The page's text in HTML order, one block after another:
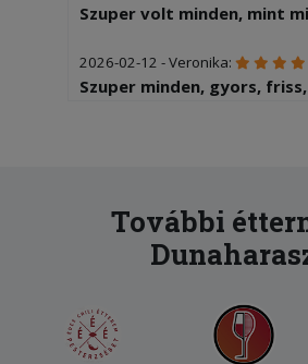
Szuper volt minden, mint
2026-02-12 - Veronika:
Szuper minden, gyors,
étel.
2025-11-10 - Krisztián:
másfél óra volt a szállítás,
rendben van, viszont a
konkrétan jéghideg, mintha
További